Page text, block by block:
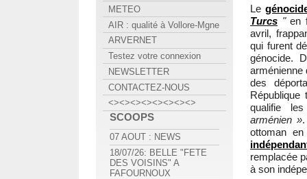
Le
Turcs "en
avril,
qui furent
génocide.
arménienne
des
qualifie
arménien »
ottoman
remplacée
à son
METEO
AIR : qualité à Vollore-Mgne
ARVERNET
Testez votre connexion
NEWSLETTER
CONTACTEZ-NOUS
<><><><><><><><>
SCOOPS
07 AOUT : NEWS
18/07/26: BELLE "FETE
DES VOISINS" A
FAFOURNOUX